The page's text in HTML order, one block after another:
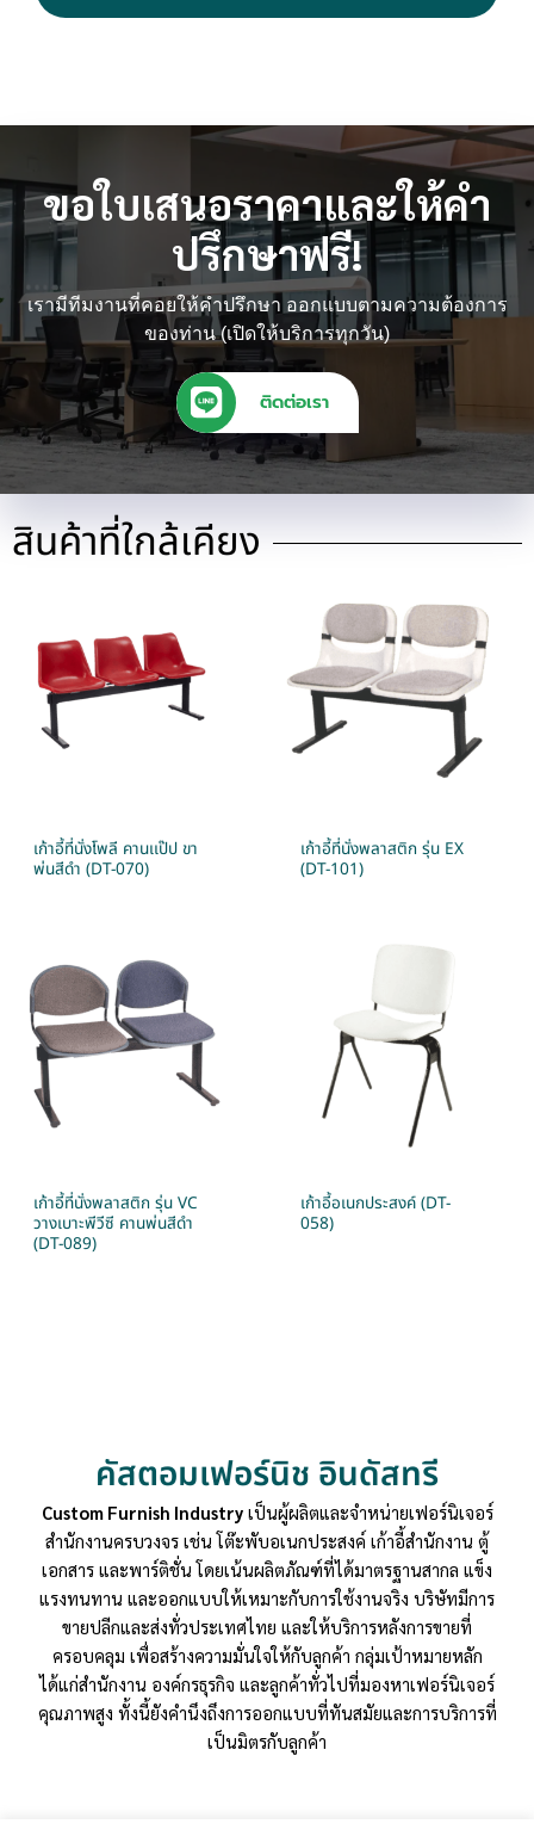
ขอใบเสนอราคาและให้คำ
ปรึกษาฟรี!
เรามีทีมงานที่คอยให้คำปรึกษา ออกแบบตามความต้องการ
ของท่าน (เปิดให้บริการทุกวัน)
ติดต่อเรา
สินค้าที่ใกล้เคียง
เก้าอี้ที่นั่งโพลี คานเเป๊ป ขา
พ่นสีดำ (DT-070)
เก้าอี้ที่นั่งพลาสติก รุ่น EX
(DT-101)
เก้าอี้ที่นั่งพลาสติก รุ่น VC
วางเบาะพีวีซี คานพ่นสีดำ
(DT-089)
เก้าอี้อเนกประสงค์ (DT-
058)
คัสตอมเฟอร์นิช อินดัสทรี
Custom Furnish Industryเป็นผู้ผลิตและจำหน่ายเฟอร์นิเจอร์
สำนักงานครบวงจร เช่น โต๊ะพับอเนกประสงค์ เก้าอี้สำนักงาน ตู้
เอกสาร และพาร์ติชั่น โดยเน้นผลิตภัณฑ์ที่ได้มาตรฐานสากล แข็ง
แรงทนทาน และออกแบบให้เหมาะกับการใช้งานจริง บริษัทมีการ
ขายปลีกและส่งทั่วประเทศไทย และให้บริการหลังการขายที่
ครอบคลุม เพื่อสร้างความมั่นใจให้กับลูกค้า กลุ่มเป้าหมายหลัก
ได้แก่สำนักงาน องค์กรธุรกิจ และลูกค้าทั่วไปที่มองหาเฟอร์นิเจอร์
คุณภาพสูง ทั้งนี้ยังคำนึงถึงการออกแบบที่ทันสมัยและการบริการที่
เป็นมิตรกับลูกค้า